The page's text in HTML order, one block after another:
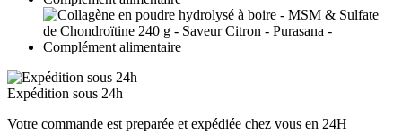
Expédition sous 24h
Votre commande est preparée et expédiée chez vous en 24H